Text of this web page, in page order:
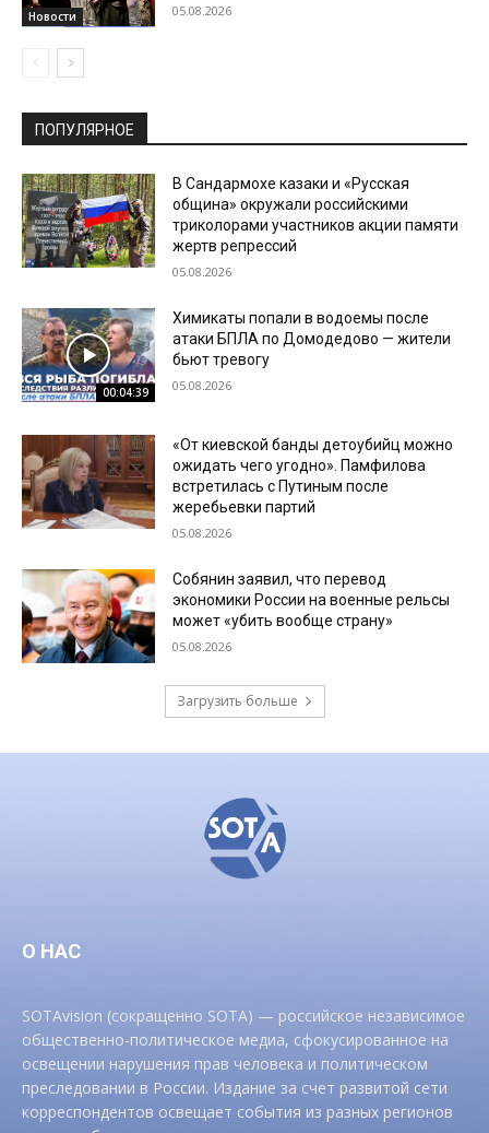
Новости 05.08.2026
ПОПУЛЯРНОЕ
В Сандармохе казаки и «Русская
община» окружали российскими
триколорами участников акции памяти
жертв репрессий
05.08.2026
00:04:39
Химикаты попали в водоемы после
атаки БПЛА по Домодедово — жители
бьют тревогу
05.08.2026
«От киевской банды детоубийц можно
ожидать чего угодно». Памфилова
встретилась с Путиным после
жеребьевки партий
05.08.2026
Собянин заявил, что перевод
экономики России на военные рельсы
может «убить вообще страну»
05.08.2026
Загрузить больше
О НАС
SOTAvision (сокращенно SOTA) — российское независимое
общественно-политическое медиа, сфокусированное на
освещении нарушения прав человека и политическом
преследовании в России. Издание за счет развитой сети
корреспондентов освещает события из разных регионов